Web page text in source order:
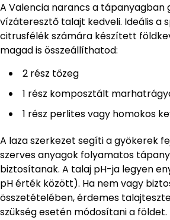
A Valencia narancs a tápanyagban
vízáteresztő talajt kedveli. Ideális a
citrusfélék számára készített
magad is összeállíthatod:
2 rész tőzeg
1 rész komposztált
1 rész perlites vagy homokos
A laza szerkezet segíti a gyökerek
szerves anyagok folyamatos
biztosítanak. A talaj pH-ja legyen
pH érték között). Ha nem vagy
összetételében, érdemes
szükség esetén módosítani a földet.